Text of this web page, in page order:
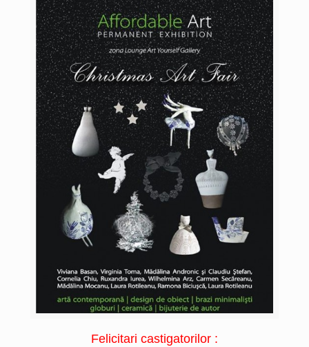
Felicitari castigatorilor :